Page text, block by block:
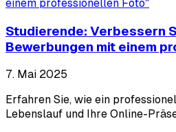
einem professionellen Foto"
Studierende: Verbessern
Bewerbungen mit einem
7. Mai 2025
Erfahren Sie, wie ein
Lebenslauf und Ihre Online-